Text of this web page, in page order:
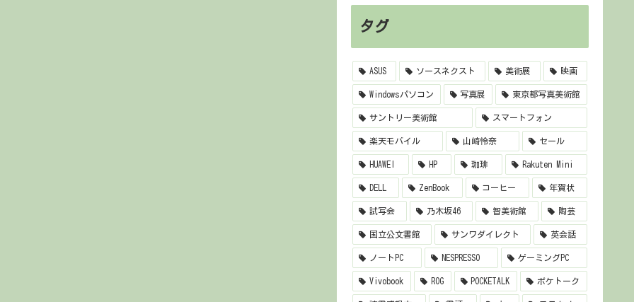
タグ
ASUS ソースネクスト 美術展 映画
Windowsパソコン 写真展 東京都写真美術館
サントリー美術館 スマートフォン
楽天モバイル 山崎怜奈 セール
HUAWEI HP 珈琲 Rakuten Mini
DELL ZenBook コーヒー 年賀状
試写会 乃木坂46 智美術館 陶芸
国立公文書館 サンワダイレクト 英会話
ノートPC NESPRESSO ゲーミングPC
Vivobook ROG POCKETALK ポケトーク